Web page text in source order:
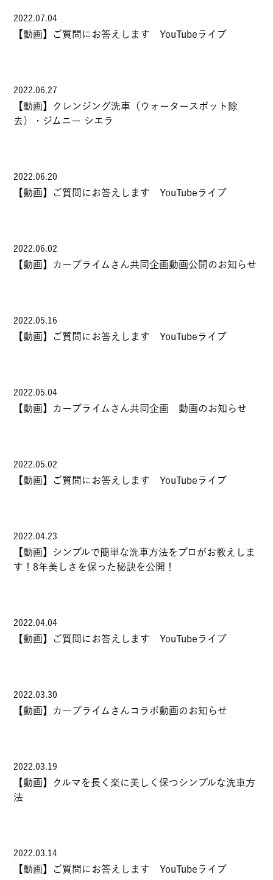
2022.07.04
【動画】ご質問にお答えします YouTubeライブ
2022.06.27
【動画】クレンジング洗車（ウォータースポット除
去）・ジムニー シエラ
2022.06.20
【動画】ご質問にお答えします YouTubeライブ
2022.06.02
【動画】カープライムさん共同企画動画公開のお知らせ
2022.05.16
【動画】ご質問にお答えします YouTubeライブ
2022.05.04
【動画】カープライムさん共同企画 動画のお知らせ
2022.05.02
【動画】ご質問にお答えします YouTubeライブ
2022.04.23
【動画】シンプルで簡単な洗車方法をプロがお教えしま
す！8年美しさを保った秘訣を公開！
2022.04.04
【動画】ご質問にお答えします YouTubeライブ
2022.03.30
【動画】カープライムさんコラボ動画のお知らせ
2022.03.19
【動画】クルマを長く楽に美しく保つシンプルな洗車方
法
2022.03.14
【動画】ご質問にお答えします YouTubeライブ